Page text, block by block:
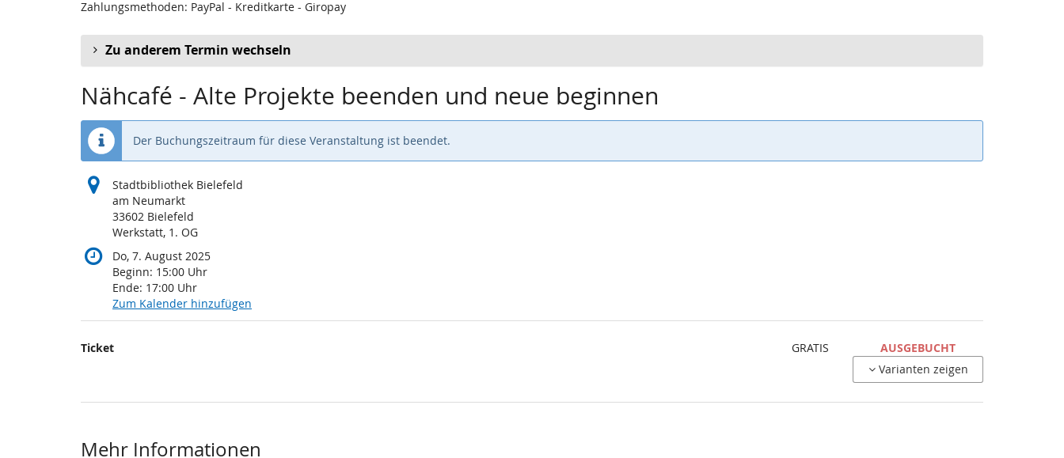
Zahlungsmethoden: PayPal - Kreditkarte - Giropay
Zu anderem Termin wechseln
Nähcafé - Alte Projekte beenden und neue beginnen
Der Buchungszeitraum für diese Veranstaltung ist beendet.
Stadtbibliothek Bielefeld
am Neumarkt
33602 Bielefeld
Werkstatt, 1. OG
Do, 7. August 2025
Beginn: 15:00 Uhr
Ende: 17:00 Uhr
Zum Kalender hinzufügen
Produkte
Ticket GRATIS
AUSGEBUCHT
Varianten zeigen
Mehr Informationen